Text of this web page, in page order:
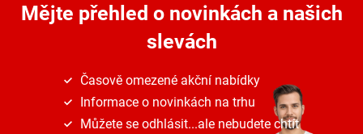
í
r
k
y
v
ý
n
í
Mějte přehled o novinkách a našich
slevách
Časově omezené akční nabídky
Informace o novinkách na trhu
Můžete se odhlásit...ale nebudete chtít